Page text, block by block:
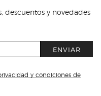
descuentos y novedades
ENVIAR
y condiciones de